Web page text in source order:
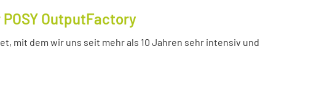
OutputFactory
mit dem wir uns seit mehr als 10 Jahren sehr intensiv und